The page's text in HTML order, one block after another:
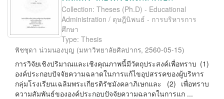
Collection: Theses (Ph.D) - Educational
Administration / ดุษฎีนิพนธ์ - การบริหารการ
ศึกษา
Type: Thesis
พิชชุดา น่วมนองบุญ (มหาวิทยาลัยศิลปากร, 2560-05-15)
การวิจัยเชิงปริมาณและเชิงคุณภาพนี้มีวัตถุประสงค์เพื่อทราบ (1)
องค์ประกอบปัจจัยความฉลาดในการแก้ไขอุปสรรคของผู้บริหาร
กลุ่มโรงเรียนเฉลิมพระเกียรติรัชมังคลาภิเษกและ (2) เพื่อทราบ
ความสัมพันธ์ขององค์ประกอบปัจจัยความฉลาดในการแก ...